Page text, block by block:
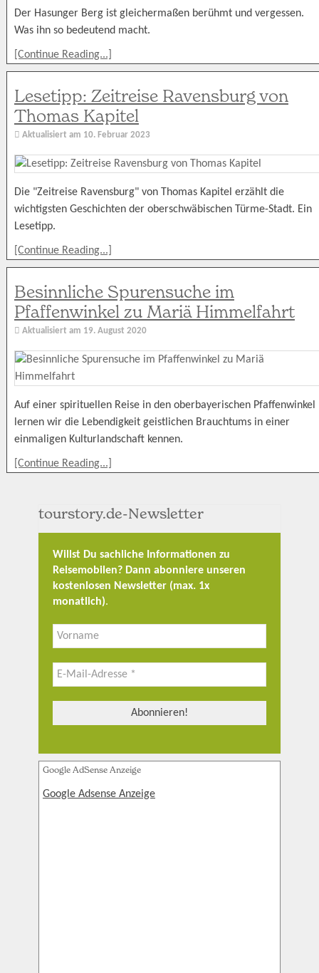
Der Hasunger Berg ist gleichermaßen berühmt und vergessen.
Was ihn so bedeutend macht.
[Continue Reading...]
Lesetipp: Zeitreise Ravensburg von
Thomas Kapitel
Aktualisiert am 10. Februar 2023
Die "Zeitreise Ravensburg" von Thomas Kapitel erzählt die
wichtigsten Geschichten der oberschwäbischen Türme-Stadt. Ein
Lesetipp.
[Continue Reading...]
Besinnliche Spurensuche im
Pfaffenwinkel zu Mariä Himmelfahrt
Aktualisiert am 19. August 2020
Auf einer spirituellen Reise in den oberbayerischen Pfaffenwinkel
lernen wir die Lebendigkeit geistlichen Brauchtums in einer
einmaligen Kulturlandschaft kennen.
[Continue Reading...]
tourstory.de-Newsletter
Willst Du sachliche Informationen zu
Reisemobilen? Dann abonniere unseren
kostenlosen Newsletter (max. 1x
monatlich).
Google AdSense Anzeige
Google Adsense Anzeige